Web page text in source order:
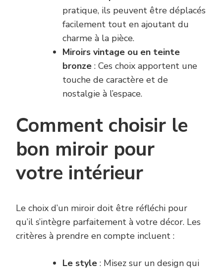
pratique, ils peuvent être déplacés
facilement tout en ajoutant du
charme à la pièce.
Miroirs vintage ou en teinte
bronze : Ces choix apportent une
touche de caractère et de
nostalgie à l’espace.
Comment choisir le
bon miroir pour
votre intérieur
Le choix d’un miroir doit être réfléchi pour
qu’il s’intègre parfaitement à votre décor. Les
critères à prendre en compte incluent :
Le style : Misez sur un design qui